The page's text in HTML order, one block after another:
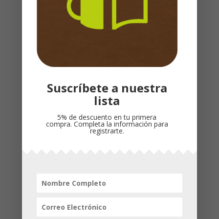
alcohol y drogas. Cada día incluye un breve
devocional y un versículo, y también una
idea directa al corazón que te inspirará a
todo y a pesar de todo.
Productos relacionados
Suscríbete a nuestra
lista
5% de descuento en tu primera
compra. Completa la información para
registrarte.